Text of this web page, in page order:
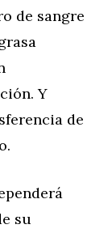
de sangre
Y
de
su